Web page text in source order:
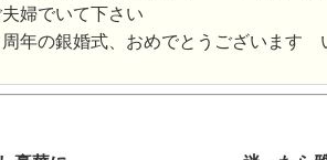
婦でいて下さい
周年の銀婚式、おめでとうございます